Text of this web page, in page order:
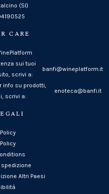
(SI)
CARE
sui tuoi
scrivi a:
banfi@wineplatform.it
info su prodotti,
scrivi a:
enoteca@banfi.it
Altri Paesi